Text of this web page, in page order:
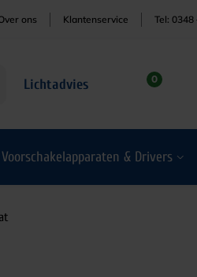
ons Klantenservice Tel: 0348
Lichtadvies 0
Voorschakelapparaten & Drivers